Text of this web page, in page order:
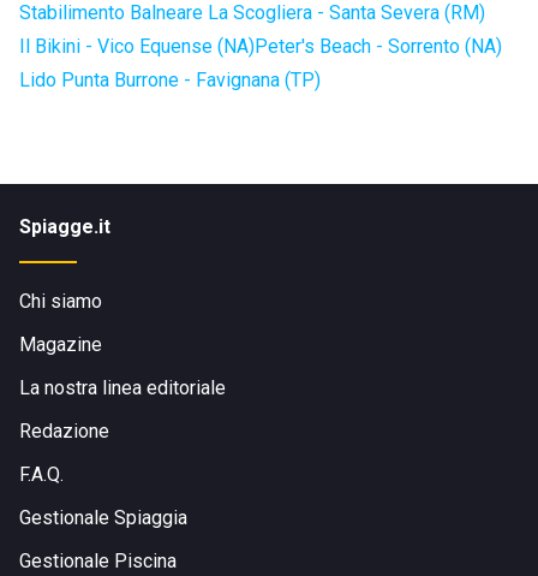
Stabilimento Balneare La Scogliera - Santa Severa (RM)
Il Bikini - Vico Equense (NA)Peter's Beach - Sorrento (NA)
Lido Punta Burrone - Favignana (TP)
Spiagge.it
Chi siamo
Magazine
La nostra linea editoriale
Redazione
F.A.Q.
Gestionale Spiaggia
Gestionale Piscina